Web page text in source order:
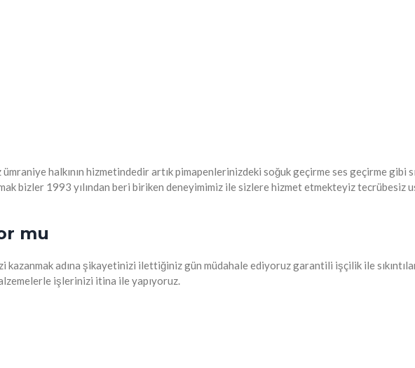
halkının hizmetindedir artık pimapenlerinizdeki soğuk geçirme ses geçirme gibi
bizler 1993 yılından beri biriken deneyimimiz ile sizlere hizmet etmekteyiz tecrübesiz
mu
kazanmak adına şikayetinizi ilettiğiniz gün müdahale ediyoruz garantili işçilik ile
işlerinizi itina ile yapıyoruz.